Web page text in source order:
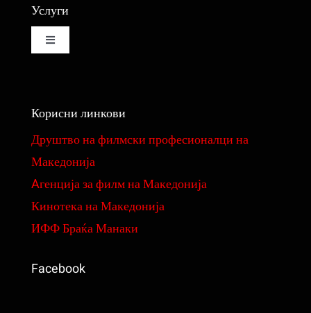
Услуги
Toggle
Navigation
Изнајмување на студио за монтажа и колор
Реквизити
Филмови
Корисни линкови
Друштво на филмски професионалци на
Македонија
Aгенција за филм на Македонија
Кинотека на Македонија
ИФФ Браќа Манаки
Facebook